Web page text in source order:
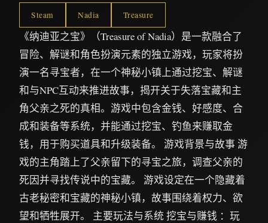
Steam Nadia Treasure
《纳迪亚之宝》（Treasure of Nadia）是一款融合了
冒险、解谜和角色扮演元素的独立游戏，玩家将扮
演一名寻宝者，在一个神秘小镇上通过挖宝、解谜
和与NPC互动来推进故事，揭开关于失落宝藏和主
角父亲之死的真相。游戏中包含金钱、好感度、合
成和装备等系统，并能通过挖宝、钓鱼来赚取金
钱，用于购买道具和升级装备。 游戏背景与故事 游
戏的主角踏上了父亲留下的寻宝之旅，调查父亲的
死因并寻找传说中的宝藏。 游戏设定在一个隐藏着
古老秘密和宝藏的神秘小镇，故事围绕着权力、欲
望和牺牲展开。 主要玩法与系统 挖宝与赚钱 ：玩